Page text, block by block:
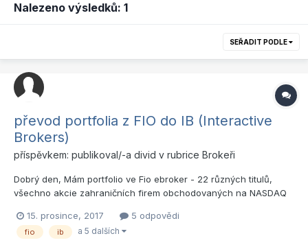
Nalezeno výsledků: 1
SEŘADIT PODLE
převod portfolia z FIO do IB (Interactive
Brokers)
příspěvkem: publikoval/-a divid v rubrice Brokeři
Dobrý den, Mám portfolio ve Fio ebroker - 22 různých titulů,
všechno akcie zahraničních firem obchodovaných na NASDAQ
někdo jak na to a co to obnáší?
15. prosince, 2017 5 odpovědi
fio ib a 5 dalších